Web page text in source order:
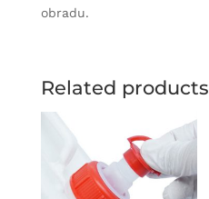
obradu.
Related products